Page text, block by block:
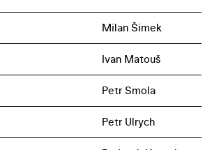
Milan Šimek
Ivan Matouš
Petr Smola
Petr Ulrych